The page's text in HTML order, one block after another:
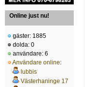
Online just nu!
gäster: 1885
dolda: 0
användare: 6
Användare online:
lubbis
Västerhaninge 17